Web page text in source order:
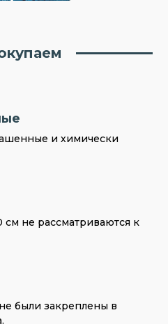
и химически
см не рассматриваются к
были закреплены в